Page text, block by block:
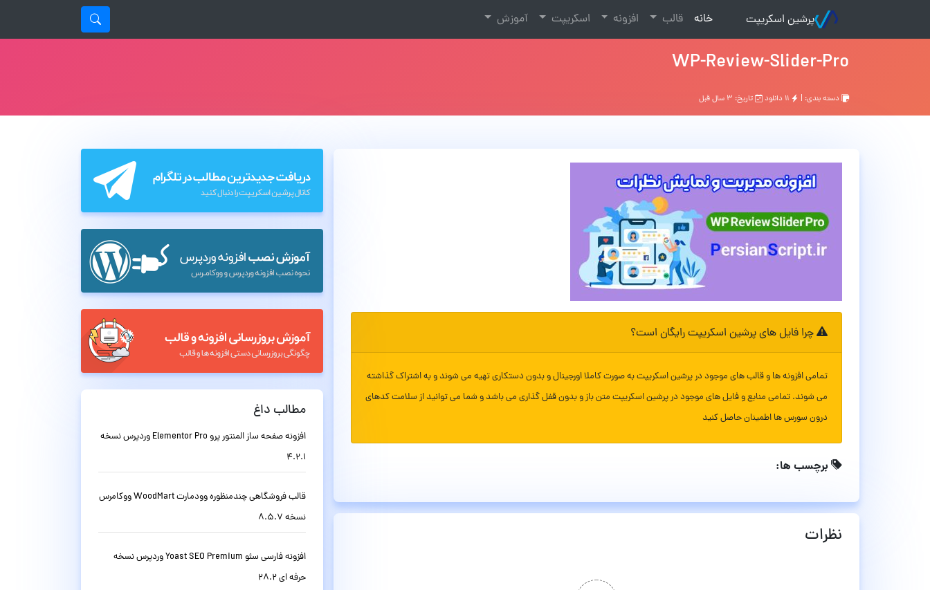
پرشین اسکریپت خانه
(current) قالب افزونه اسکریپت آموزش
WP-Review-Slider-Pro
دسته بندی: | تاریخ: ۳ سال قبل
چرا فایل های پرشین اسکریپت رایگان است؟
تمامی افزونه ها و قالب های موجود در پرشین اسکریپت به صورت کاملا اورجینال و بدون دستکاری تهیه می شوند و به اشتراک گذاشته
می شوند. تمامی منابع و فایل های موجود در پرشین اسکریپت متن باز و بدون قفل گذاری می باشد و شما می توانید از سلامت کدهای
درون سورس ها اطمینان حاصل کنید
برچسب ها:
نظرات
مطالب داغ
افزونه صفحه ساز المنتور پرو Elementor Pro وردپرس نسخه
4.2.1
قالب فروشگاهی چندمنظوره وودمارت WoodMart ووکامرس
نسخه 8.5.7
افزونه فارسی سئو Yoast SEO Premium وردپرس نسخه
حرفه ای 28.2